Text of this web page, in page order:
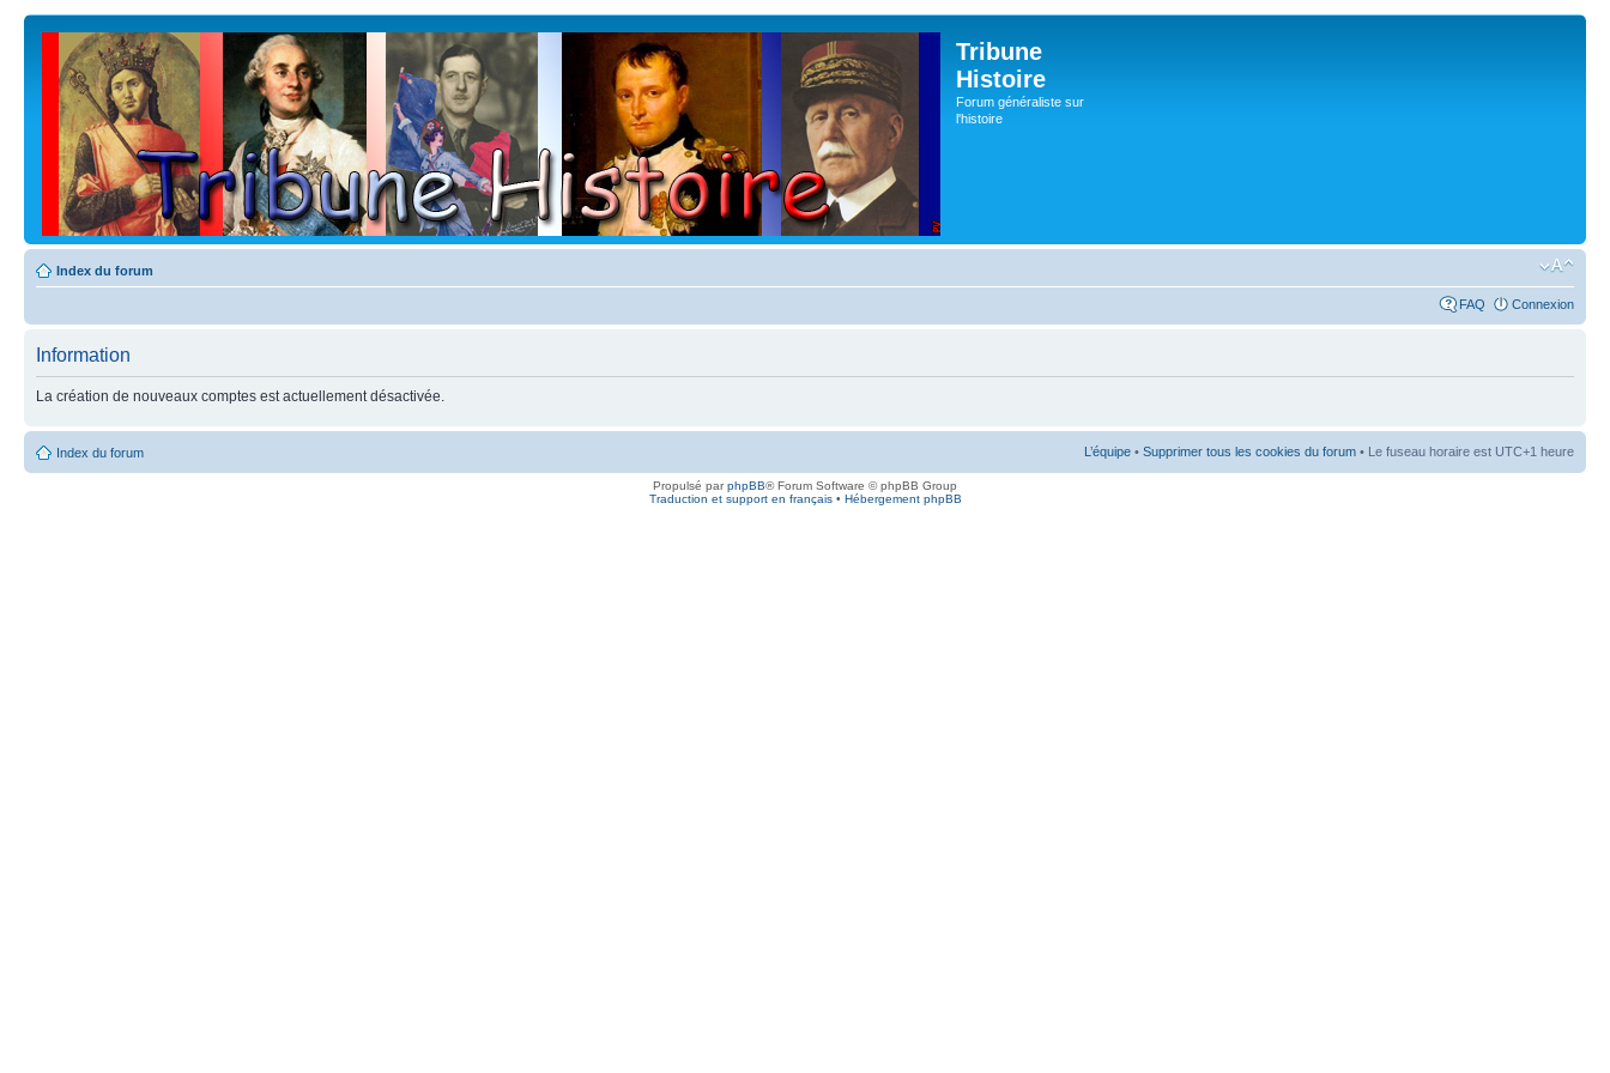
Tribune
Histoire
Forum généraliste sur
l'histoire
Index du forum
FAQ Connexion
Information
La création de nouveaux comptes est actuellement désactivée.
Index du forum L’équipe • Supprimer tous les cookies du forum • Le fuseau horaire est UTC+1 heure
Propulsé parphpBB® Forum Software © phpBB Group
Traduction et support en français• Hébergement phpBB